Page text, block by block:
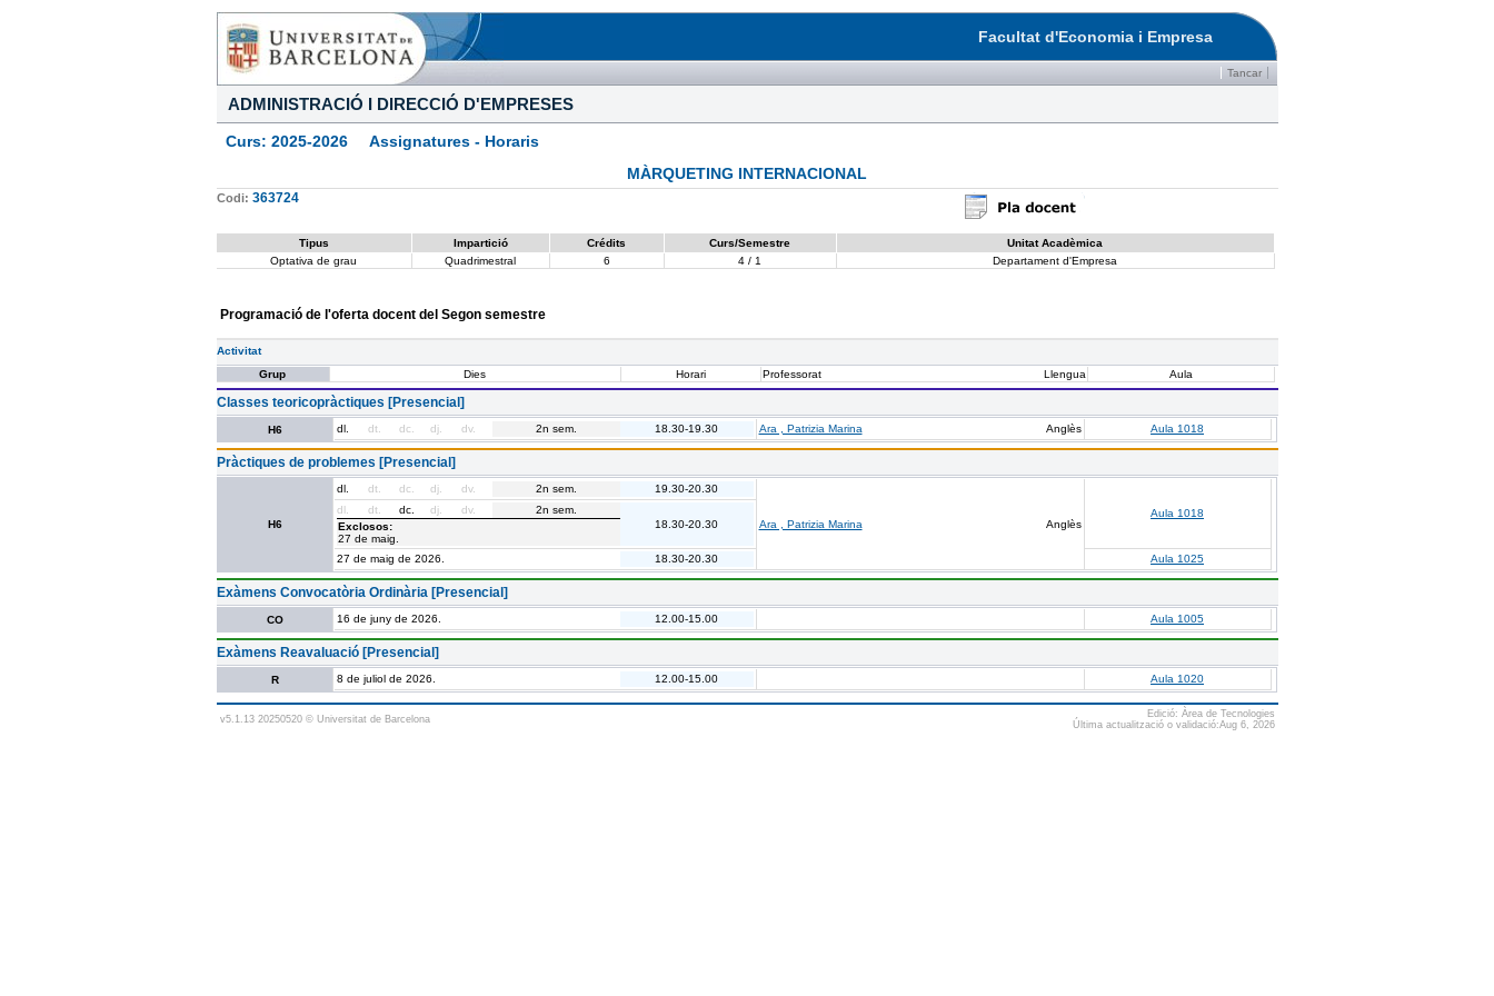
Facultat d'Economia i Empresa
Tancar
ADMINISTRACIÓ I DIRECCIÓ D'EMPRESES
Curs: 2025-2026 Assignatures - Horaris
MÀRQUETING INTERNACIONAL
Codi: 363724
Tipus Impartició Crédits Curs/Semestre
Unitat Acadèmica
Optativa de grau
Quadrimestral 6 4 / 1 Departament d'Empresa
Programació de l'oferta docent del Segon semestre
Activitat
Grup
Dies Horari Professorat Llengua Aula
Classes teoricopràctiques [Presencial]
H6 dl. dt. dc. dj. dv. 2n sem. 18.30-19.30 Ara , Patrizia Marina Anglès Aula 1018
Pràctiques de problemes [Presencial]
H6
dl. dt. dc. dj. dv. 2n sem. 19.30-20.30
Ara , Patrizia Marina Anglès
Aula 1018
dl. dt. dc. dj. dv.
2n sem.
Exclosos:
27 de maig.
18.30-20.30
27 de maig de 2026. 18.30-20.30 Aula 1025
Exàmens Convocatòria Ordinària [Presencial]
CO 16 de juny de 2026. 12.00-15.00 Aula 1005
Exàmens Reavaluació [Presencial]
R 8 de juliol de 2026. 12.00-15.00 Aula 1020
v5.1.13 20250520 © Universitat de Barcelona
Edició: Àrea de Tecnologies
Última actualització o validació:Aug 6, 2026